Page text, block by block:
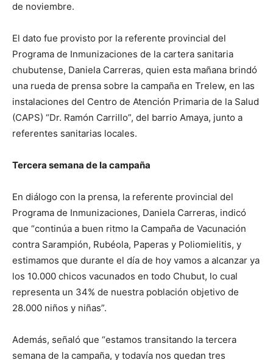
de noviembre.
El dato fue provisto por la referente provincial del
Programa de Inmunizaciones de la cartera sanitaria
chubutense, Daniela Carreras, quien esta mañana brindó
una rueda de prensa sobre la campaña en Trelew, en las
instalaciones del Centro de Atención Primaria de la Salud
(CAPS) “Dr. Ramón Carrillo”, del barrio Amaya, junto a
referentes sanitarias locales.
Tercera semana de la campaña
En diálogo con la prensa, la referente provincial del
Programa de Inmunizaciones, Daniela Carreras, indicó
que “continúa a buen ritmo la Campaña de Vacunación
contra Sarampión, Rubéola, Paperas y Poliomielitis, y
estimamos que durante el día de hoy vamos a alcanzar ya
los 10.000 chicos vacunados en todo Chubut, lo cual
representa un 34% de nuestra población objetivo de
28.000 niños y niñas”.
Además, señaló que “estamos transitando la tercera
semana de la campaña, y todavía nos quedan tres